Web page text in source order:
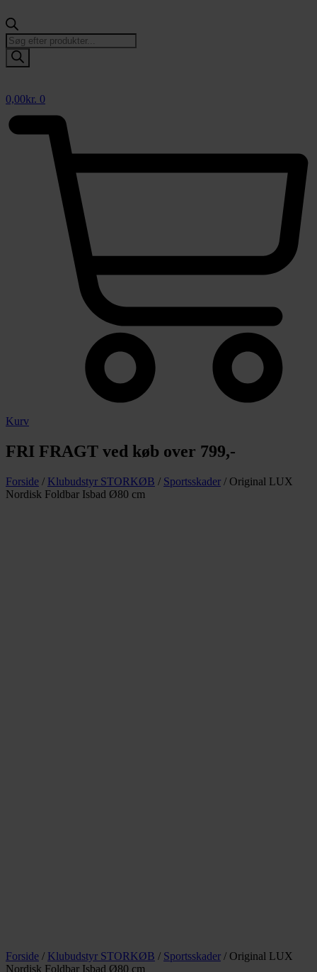
Products
search
0,00kr. 0
Kurv
FRI FRAGT ved køb over 799,-
Forside / Klubudstyr STORKØB / Sportsskader / Original LUX
Nordisk Foldbar Isbad Ø80 cm
Forside / Klubudstyr STORKØB / Sportsskader / Original LUX
Nordisk Foldbar Isbad Ø80 cm